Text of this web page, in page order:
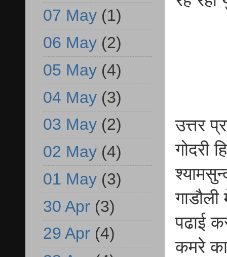
उत्तर
गोदरी
पढाई
कमरे
07 May (1)
06 May (2)
05 May (4)
04 May (3)
03 May (2)
02 May (4)
01 May (3)
30 Apr (3)
29 Apr (4)